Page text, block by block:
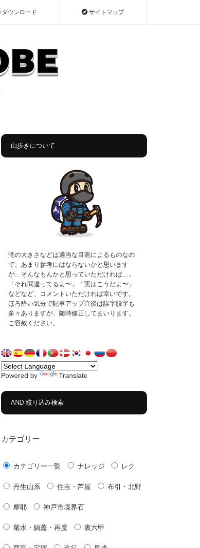
ダウンロード サイトマップ
山歩きについて
滝の大きさなどは適当な目測によるものなの
で、あまり参考にはならないかと思います
が…そんなもんかと思っていただければ…。
「それ間違ってるよ〜」「実はこうだよ〜」
などなど、コメントいただければ幸いです。
ほろ酔い気分で記事アップ直後は誤字脱字も
多々ありますが、随時修正してまいります。
ご容赦ください。
Powered by Translate
AND 絞り込み検索
カテゴリー
カテゴリー一覧 ナレッジ レク
丹生山系 住吉・芦屋 布引・北野
摩耶 神戸市境界石
菊水・鍋蓋・再度 裏六甲